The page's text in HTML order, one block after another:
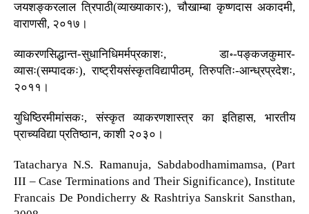
जयशङ्करलाल त्रिपाठी(व्याख्याकारः), चौखाम्बा कृष्णदास अकादमी,
वाराणसी, २०१७।
व्याकरणसिद्धान्त-सुधानिधिमर्मप्रकाशः, डा॰-पङ्कजकुमार-
व्यासः(सम्पादकः), राष्ट्रीयसंस्कृतविद्यापीठम्, तिरुपतिः-आन्ध्रप्रदेशः,
२०११।
युधिष्ठिरमीमांसकः, संस्कृत व्याकरणशास्त्र का इतिहास, भारतीय
प्राच्यविद्या प्रतिष्ठान, काशी २०३०।
Tatacharya N.S. Ramanuja, Sabdabodhamimamsa, (Part
III – Case Terminations and Their Significance), Institute
Francais De Pondicherry & Rashtriya Sanskrit Sansthan,